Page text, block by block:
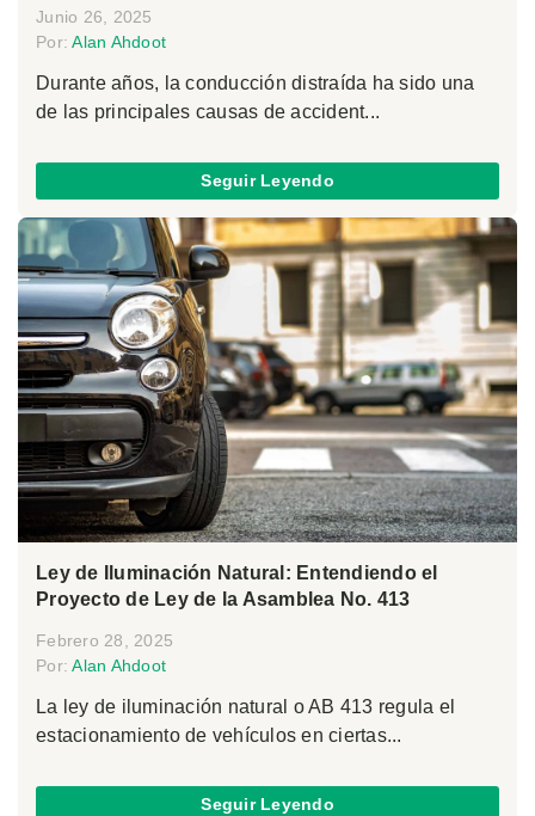
Junio 26, 2025
Por:Alan Ahdoot
Durante años, la conducción distraída ha sido una
de las principales causas de accident...
Seguir Leyendo
Ley de Iluminación Natural: Entendiendo el
Proyecto de Ley de la Asamblea No. 413
Febrero 28, 2025
Por:Alan Ahdoot
La ley de iluminación natural o AB 413 regula el
estacionamiento de vehículos en ciertas...
Seguir Leyendo